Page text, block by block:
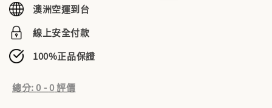
澳洲空運到台
線上安全付款
100%正品保證
總分:0 -0評價